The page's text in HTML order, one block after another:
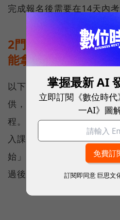
完成報名後需要在14天內考
2門附結業證書的免
能拿
以下兩門課程同樣由
供，2門課程的時長皆為2
程。曾經註冊並填寫過個
入課程網址（點擊下面課程
始」即可直接上課。課程
過後可獲得 Google 認證的
掌握最新 AI
立即訂閱《數位時
一AI》圖
訂閱即同意 巨思文